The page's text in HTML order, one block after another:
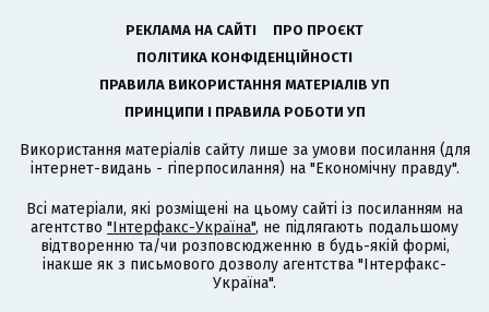
РЕКЛАМА НА САЙТІ
ПРО ПРОЄКТ
ПОЛІТИКА КОНФІДЕНЦІЙНОСТІ
ПРАВИЛА ВИКОРИСТАННЯ МАТЕРІАЛІВ УП
ПРИНЦИПИ І ПРАВИЛА РОБОТИ УП
Використання матеріалів сайту лише за умови посилання (для
інтернет-видань - гіперпосилання) на "Економічну правду".
Всі матеріали, які розміщені на цьому сайті із посиланням на
агентство "Інтерфакс-Україна", не підлягають подальшому
відтворенню та/чи розповсюдженню в будь-якій формі,
інакше як з письмового дозволу агентства "Інтерфакс-
Україна".